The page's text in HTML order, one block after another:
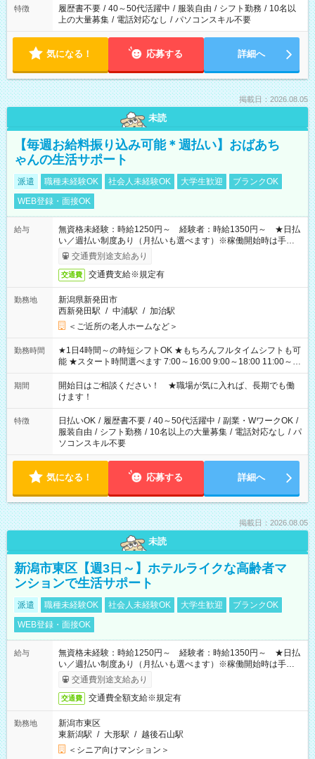
特徴 履歴書不要 / 40～50代活躍中 / 服装自由 / シフト勤務 / 10名以
上の大量募集 / 電話対応なし / パソコンスキル不要
気になる！ 応募する 詳細へ
掲載日：2026.08.05
未読
【毎週お給料振り込み可能＊週払い】おばあち
ゃんの生活サポート
派遣 職種未経験OK 社会人未経験OK 大学生歓迎
ブランクOK
WEB登録・面接OK
給与
無資格未経験：時給1250円～ 経験者：時給1350円～ ★日払
い／週払い制度あり（月払いも選べます）※稼働開始時は手続き
完了次第のお支払いとなります。
交通費別途支給あり
交通費 交通費支給※規定有
勤務地
新潟県新発田市
西新発田駅 / 中浦駅 / 加治駅
＜ご近所の老人ホームなど＞
勤務時間
★1日4時間～の時短シフトOK ★もちろんフルタイムシフトも可
能 ★スタート時間選べます 7:00～16:00 9:00～18:00 11:00～
20:00 など 残業なし！ ※Wワークの場合、他のお仕事と合わせ
週40時間超の就業はご案内できません ※法令に基づき、週20時
間以上勤務は社会保険への加入対象となります ※労働者派遣法
（日雇い派遣の原則禁止）により、短時間・短期間の就業はご
案内が難しい場合があります
期間
開始日はご相談ください！ ★職場が気に入れば、長期でも働
けます！
特徴 日払いOK / 履歴書不要 / 40～50代活躍中 / 副業・WワークOK /
服装自由 / シフト勤務 / 10名以上の大量募集 / 電話対応なし / パ
ソコンスキル不要
気になる！ 応募する 詳細へ
掲載日：2026.08.05
未読
新潟市東区【週3日～】ホテルライクな高齢者マ
ンションで生活サポート
派遣 職種未経験OK 社会人未経験OK 大学生歓迎
ブランクOK
WEB登録・面接OK
給与
無資格未経験：時給1250円～ 経験者：時給1350円～ ★日払
い／週払い制度あり（月払いも選べます）※稼働開始時は手続き
完了次第のお支払いとなります。
交通費別途支給あり
交通費 交通費全額支給※規定有
勤務地
新潟市東区
東新潟駅 / 大形駅 / 越後石山駅
＜シニア向けマンション＞